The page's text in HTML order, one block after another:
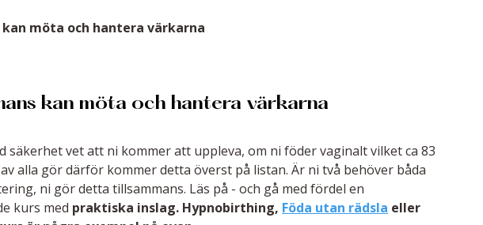
möta och hantera värkarna
kan möta och hantera värkarna
säkerhet vet att ni kommer att uppleva, om ni föder vaginalt vilket ca 83
av alla gör därför kommer detta överst på listan. Är ni två behöver båda
ni gör detta tillsammans. Läs på - och gå med fördel en
kurs med praktiska inslag. Hypnobirthing, Föda utan rädsla eller